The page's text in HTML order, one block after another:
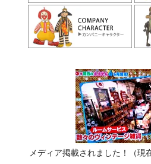
メディア掲載されました！（現